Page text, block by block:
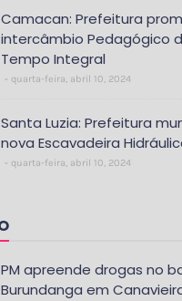
Camacan: Prefeitura
intercâmbio Pedagógico
Tempo Integral
quarta-feira, abril 10, 2024
Santa Luzia: Prefeitura
nova Escavadeira
quarta-feira, abril 10, 2024
PM apreende drogas no
Burundanga em